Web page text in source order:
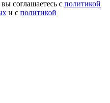
соглашаетесь с политикой
и с политикой